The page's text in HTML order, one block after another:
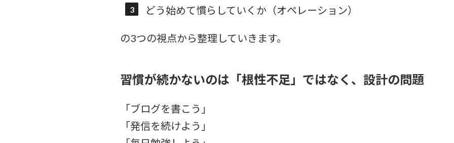
どう始めて慣らしていくか（オペレーション）
の3つの視点から整理していきます。
習慣が続かないのは「根性不足」ではなく、設計の問題
「ブログを書こう」
「発信を続けよう」